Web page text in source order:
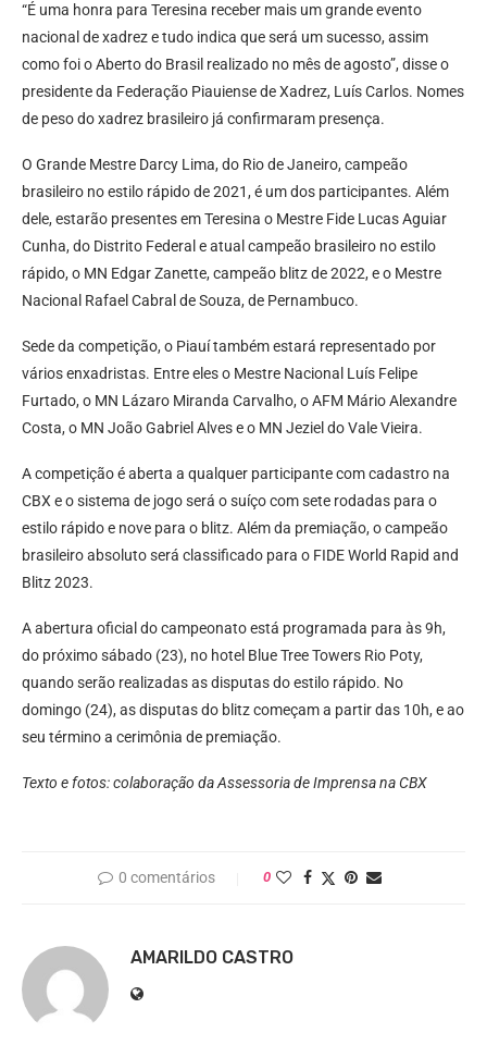
“É uma honra para Teresina receber mais um grande evento
nacional de xadrez e tudo indica que será um sucesso, assim
como foi o Aberto do Brasil realizado no mês de agosto”, disse o
presidente da Federação Piauiense de Xadrez, Luís Carlos. Nomes
de peso do xadrez brasileiro já confirmaram presença.
O Grande Mestre Darcy Lima, do Rio de Janeiro, campeão
brasileiro no estilo rápido de 2021, é um dos participantes. Além
dele, estarão presentes em Teresina o Mestre Fide Lucas Aguiar
Cunha, do Distrito Federal e atual campeão brasileiro no estilo
rápido, o MN Edgar Zanette, campeão blitz de 2022, e o Mestre
Nacional Rafael Cabral de Souza, de Pernambuco.
Sede da competição, o Piauí também estará representado por
vários enxadristas. Entre eles o Mestre Nacional Luís Felipe
Furtado, o MN Lázaro Miranda Carvalho, o AFM Mário Alexandre
Costa, o MN João Gabriel Alves e o MN Jeziel do Vale Vieira.
A competição é aberta a qualquer participante com cadastro na
CBX e o sistema de jogo será o suíço com sete rodadas para o
estilo rápido e nove para o blitz. Além da premiação, o campeão
brasileiro absoluto será classificado para o FIDE World Rapid and
Blitz 2023.
A abertura oficial do campeonato está programada para às 9h,
do próximo sábado (23), no hotel Blue Tree Towers Rio Poty,
quando serão realizadas as disputas do estilo rápido. No
domingo (24), as disputas do blitz começam a partir das 10h, e ao
seu término a cerimônia de premiação.
Texto e fotos: colaboração da Assessoria de Imprensa na CBX
0 comentários 0
AMARILDO CASTRO